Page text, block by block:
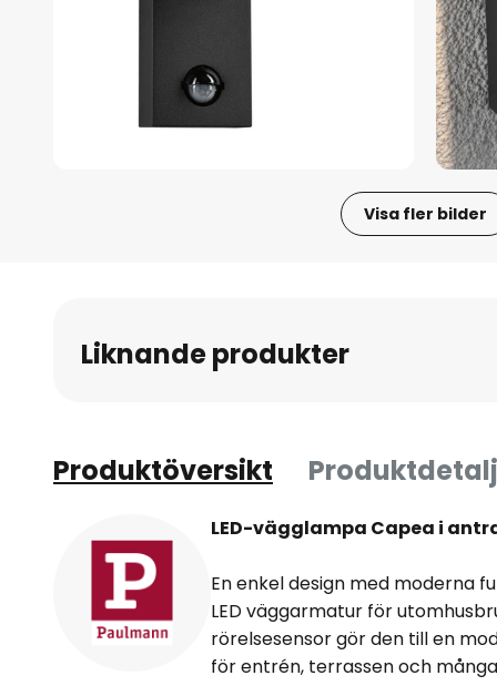
Visa fler bilder
bildgalleriet
Liknande produkter
Produktöversikt
LED-vägglampa Capea i
En enkel design med moderna
LED väggarmatur för
rörelsesensor gör den till en
för entrén, terrassen och